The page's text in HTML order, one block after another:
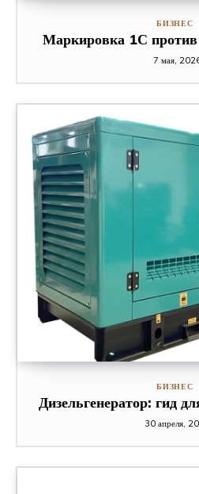
БИЗНЕС
Маркировка 1С против
7 мая,
БИЗНЕС
Дизельгенератор: гид
30 апреля,